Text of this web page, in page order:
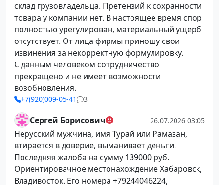
склад грузовладельца. Претензий к сохранности
товара у компании нет. В настоящее время спор
полностью урегулирован, материальный ущерб
отсутствует. От лица фирмы приношу свои
извинения за некорректную формулировку.
С данным человеком сотрудничество
прекращено и не имеет возможности
возобновления.
+7(920)009-05-41 3
Сергей Борисович 26.07.2026 03:05
Нерусский мужчина, имя Турай или Рамазан,
втирается в доверие, выманивает деньги.
Последняя жалоба на сумму 139000 руб.
Ориентировачное местонахождение Хабаровск,
Владивосток. Его номера +79244046224,